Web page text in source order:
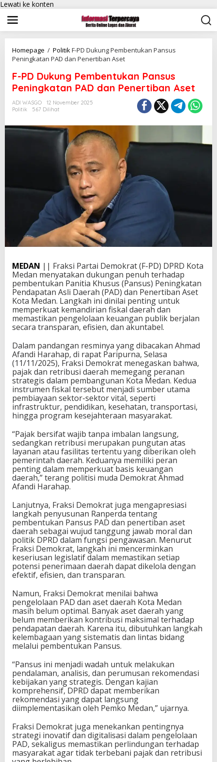
Lewati ke konten
Homepage / PolitikF-PD Dukung Pembentukan Pansus
Peningkatan PAD dan Penertiban Aset
F-PD Dukung Pembentukan Pansus
Peningkatan PAD dan Penertiban Aset
ADI WASGO
12 November 2025
Politik
567 Dilihat
MEDAN || Fraksi Partai Demokrat (F-PD) DPRD Kota
Medan menyatakan dukungan penuh terhadap
pembentukan Panitia Khusus (Pansus) Peningkatan
Pendapatan Asli Daerah (PAD) dan Penertiban Aset
Kota Medan. Langkah ini dinilai penting untuk
memperkuat kemandirian fiskal daerah dan
memastikan pengelolaan keuangan publik berjalan
secara transparan, efisien, dan akuntabel.
Dalam pandangan resminya yang dibacakan Ahmad
Afandi Harahap, di rapat Paripurna, Selasa
(11/11/2025), Fraksi Demokrat menegaskan bahwa,
pajak dan retribusi daerah memegang peranan
strategis dalam pembangunan Kota Medan. Kedua
instrumen fiskal tersebut menjadi sumber utama
pembiayaan sektor-sektor vital, seperti
infrastruktur, pendidikan, kesehatan, transportasi,
hingga program kesejahteraan masyarakat.
“Pajak bersifat wajib tanpa imbalan langsung,
sedangkan retribusi merupakan pungutan atas
layanan atau fasilitas tertentu yang diberikan oleh
pemerintah daerah. Keduanya memiliki peran
penting dalam memperkuat basis keuangan
daerah,” terang politisi muda Demokrat Ahmad
Afandi Harahap.
Lanjutnya, Fraksi Demokrat juga mengapresiasi
langkah penyusunan Ranperda tentang
pembentukan Pansus PAD dan penertiban aset
daerah sebagai wujud tanggung jawab moral dan
politik DPRD dalam fungsi pengawasan. Menurut
Fraksi Demokrat, langkah ini mencerminkan
keseriusan legislatif dalam memastikan setiap
potensi penerimaan daerah dapat dikelola dengan
efektif, efisien, dan transparan.
Namun, Fraksi Demokrat menilai bahwa
pengelolaan PAD dan aset daerah Kota Medan
masih belum optimal. Banyak aset daerah yang
belum memberikan kontribusi maksimal terhadap
pendapatan daerah. Karena itu, dibutuhkan langkah
kelembagaan yang sistematis dan lintas bidang
melalui pembentukan Pansus.
“Pansus ini menjadi wadah untuk melakukan
pendalaman, analisis, dan perumusan rekomendasi
kebijakan yang strategis. Dengan kajian
komprehensif, DPRD dapat memberikan
rekomendasi yang dapat langsung
diimplementasikan oleh Pemko Medan,” ujarnya.
Fraksi Demokrat juga menekankan pentingnya
strategi inovatif dan digitalisasi dalam pengelolaan
PAD, sekaligus memastikan perlindungan terhadap
masyarakat agar tidak terbebani pajak dan retribusi